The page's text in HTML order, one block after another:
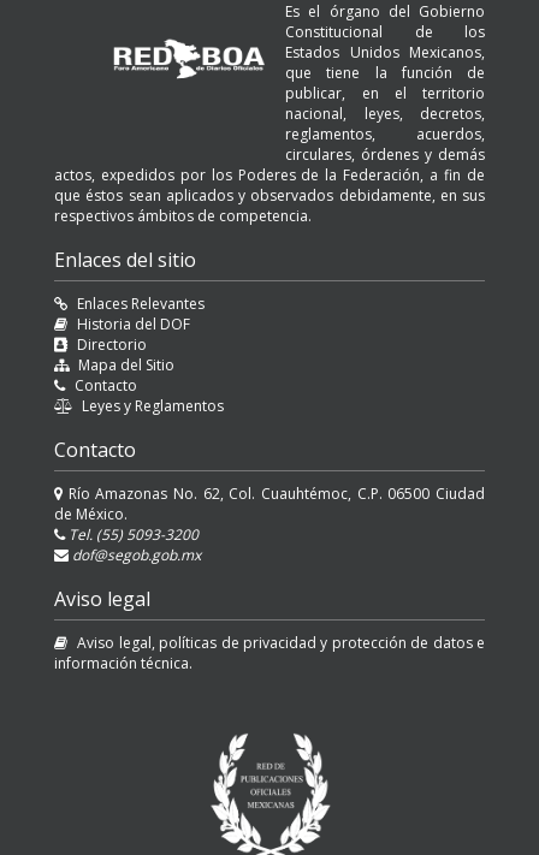
Es el órgano del Gobierno
Constitucional de los
Estados Unidos Mexicanos,
que tiene la función de
publicar, en el territorio
nacional, leyes, decretos,
reglamentos, acuerdos,
circulares, órdenes y demás
actos, expedidos por los Poderes de la Federación, a fin de
que éstos sean aplicados y observados debidamente, en sus
respectivos ámbitos de competencia.
Enlaces del sitio
Enlaces Relevantes
Historia del DOF
Directorio
Mapa del Sitio
Contacto
Leyes y Reglamentos
Contacto
Río Amazonas No. 62, Col. Cuauhtémoc, C.P. 06500 Ciudad
de México.
Tel. (55) 5093-3200
dof@segob.gob.mx
Aviso legal
Aviso legal, políticas de privacidad y protección de datos e
información técnica.